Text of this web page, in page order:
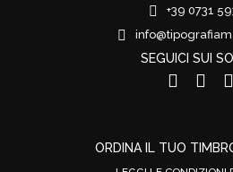
+39 0731
SEGUICI SUI
ORDINA IL TUO